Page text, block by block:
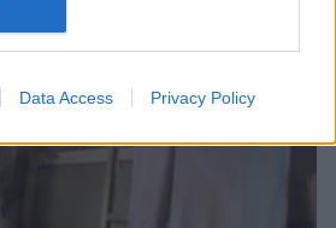
Data Access Privacy Policy
il borgo abruzzese tra